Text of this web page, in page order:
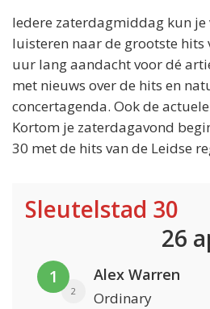
Iedere zaterdagmiddag kun
luisteren naar de grootste hits
uur lang aandacht voor dé
met nieuws over de hits en
concertagenda. Ook de
Kortom je zaterdagavond
30 met de hits van de Leidse
Sleutelstad 30
26
1
2
Alex Warren
Ordinary